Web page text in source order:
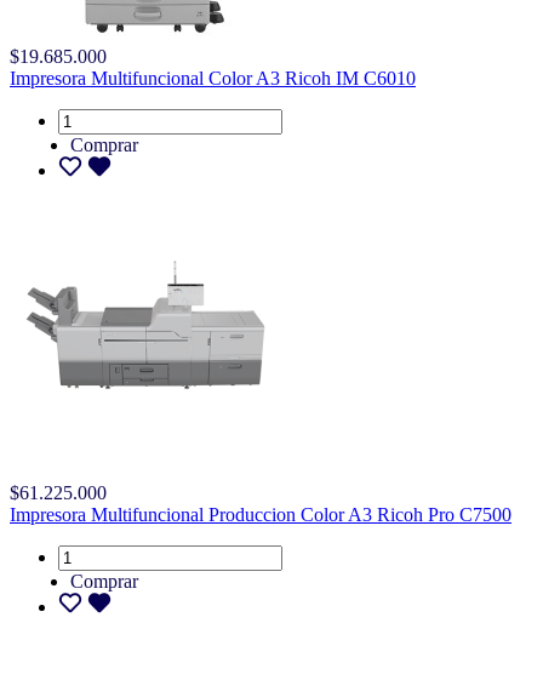
$19.685.000
Impresora Multifuncional Color A3 Ricoh IM C6010
Comprar
$61.225.000
Impresora Multifuncional Produccion Color A3 Ricoh Pro C7500
Comprar